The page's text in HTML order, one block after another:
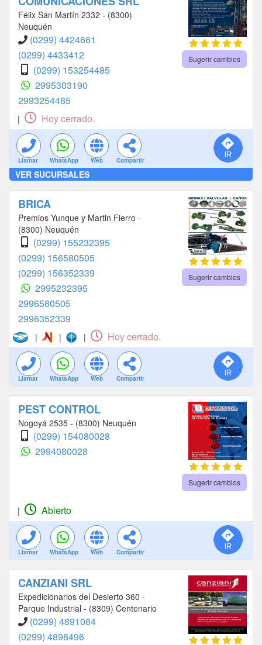
Félix San Martín 2332 - (8300)
Neuquén
(0299) 4424661
(0299) 4433412
(0299) 153254485
2995303190
2993254485
Sugerir cambios
| Hoy cerrado.
Llamar WhatsApp Web Compartir
VER SUCURSALES
BRICA
Premios Yunque y Martin Fierro -
(8300) Neuquén
(0299) 155232395
(0299) 156580505
(0299) 156352339
2995232395
2996580505
2996352339
Sugerir cambios
| | | Hoy cerrado.
Llamar WhatsApp Web Compartir
PEST CONTROL
Nogoyá 2535 - (8300) Neuquén
(0299) 154080028
2994080028
Sugerir cambios
| Abierto
Llamar WhatsApp Web Compartir
CANZIANI SRL
Expedicionarios del Desierto 360 -
Parque Industrial - (8309) Centenario
(0299) 4891084
(0299) 4898496